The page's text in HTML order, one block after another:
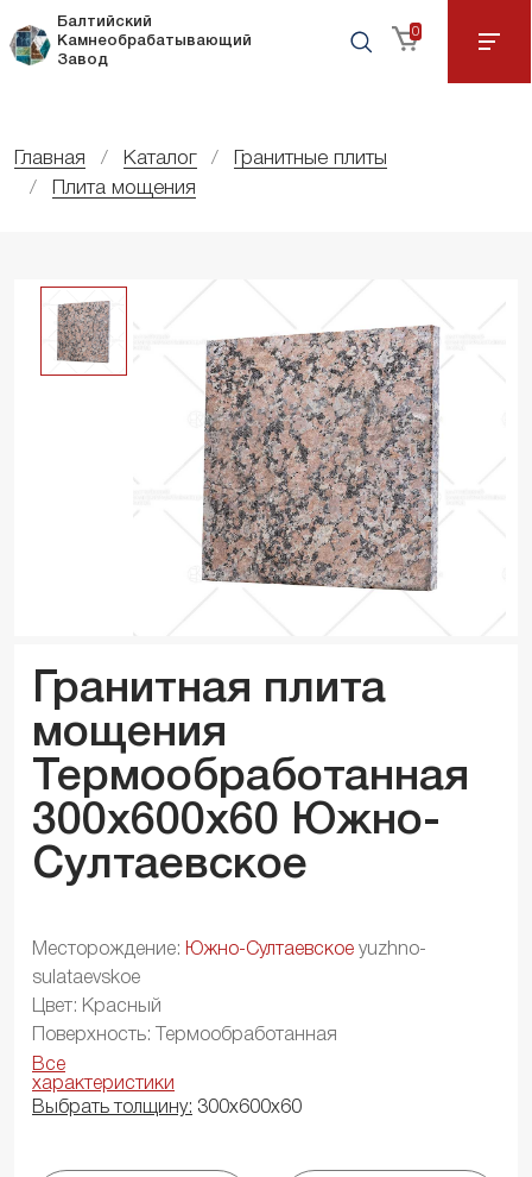
Балтийский
Камнеобрабатывающий
Завод
0
Главная Каталог
Гранитные плиты
Плита мощения
Гранитная плита
мощения
Термообработанная
300x600x60 Южно-
Султаевское
Месторождение: Южно-Султаевское yuzhno-
sulataevskoe
Цвет: Красный
Поверхность: Термообработанная
Все
характеристики
Выбрать толщину: 300х600х60